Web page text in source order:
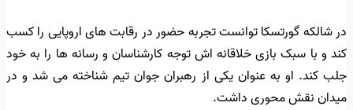
در شالکه گورتسکا توانست تجربه حضور در رقابت های اروپایی را کسب
کند و با سبک بازی خلاقانه اش توجه کارشناسان و رسانه ها را به خود
جلب کند. او به عنوان یکی از رهبران جوان تیم شناخته می شد و در
میدان نقش محوری داشت.